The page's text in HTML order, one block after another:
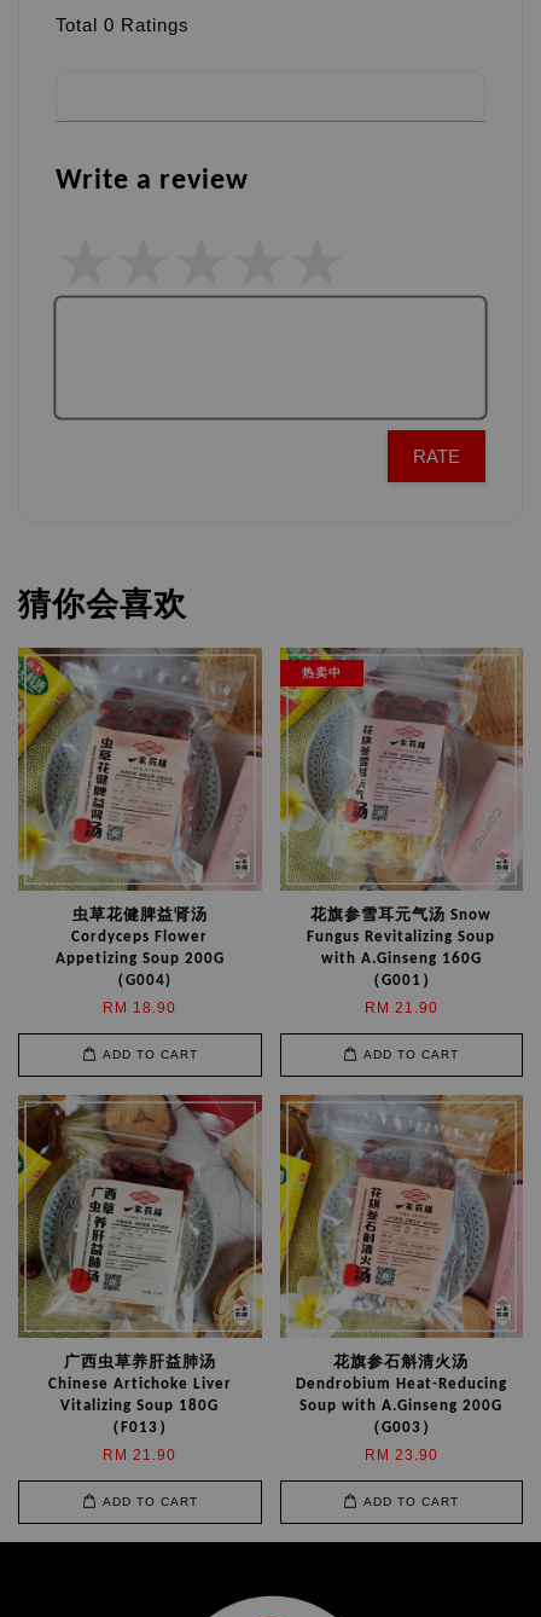
Total 0 Ratings
Write a review
RATE
猜你会喜欢
虫草花健脾益肾汤
Cordyceps Flower
Appetizing Soup 200G
（G004)
RM 18.90
ADD TO CART
热卖中
花旗参雪耳元气汤 Snow
Fungus Revitalizing Soup
with A.Ginseng 160G
（G001）
RM 21.90
ADD TO CART
广西虫草养肝益肺汤
Chinese Artichoke Liver
Vitalizing Soup 180G
（F013）
RM 21.90
ADD TO CART
花旗参石斛清火汤
Dendrobium Heat-Reducing
Soup with A.Ginseng 200G
（G003）
RM 23.90
ADD TO CART